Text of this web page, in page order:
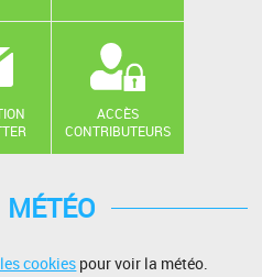
ACCÈS
CONTRIBUTEURS
MÉTÉO
cookies pour voir la météo.